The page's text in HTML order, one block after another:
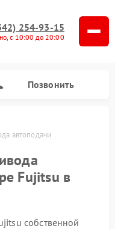
254-93-15
с 10:00 до 20:00
Позвонить
автоподачи
Fujitsu в
собственной